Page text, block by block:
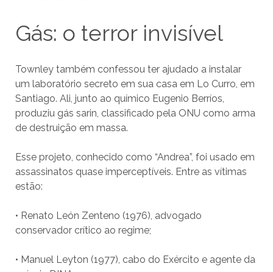
Gás: o terror invisível
Townley também confessou ter ajudado a instalar
um laboratório secreto em sua casa em Lo Curro, em
Santiago. Ali, junto ao químico Eugenio Berríos,
produziu gás sarin, classificado pela ONU como arma
de destruição em massa.
Esse projeto, conhecido como “Andrea”, foi usado em
assassinatos quase imperceptíveis. Entre as vítimas
estão:
• Renato León Zenteno (1976), advogado
conservador crítico ao regime;
• Manuel Leyton (1977), cabo do Exército e agente da